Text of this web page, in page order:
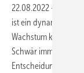
22.08.2022 -
ist ein dynamisch
Wachstum kommt
Schwär immer
Entscheidungen